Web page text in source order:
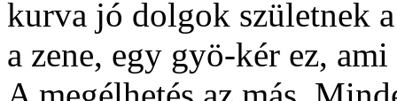
kurva jó dolgok születnek
a zene, egy gyö-kér ez,